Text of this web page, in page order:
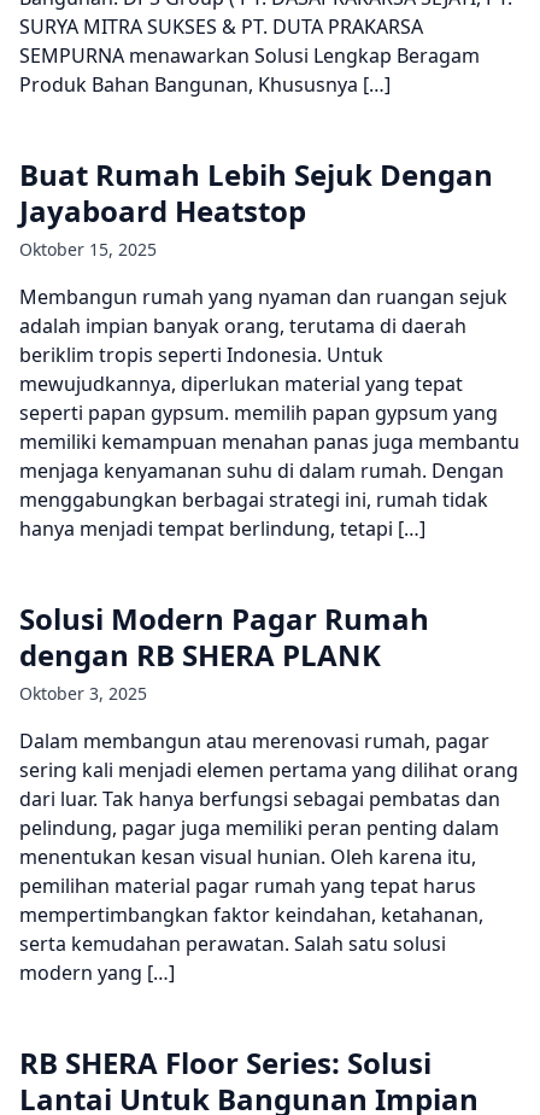
SURYA MITRA SUKSES & PT. DUTA PRAKARSA
SEMPURNA menawarkan Solusi Lengkap Beragam
Produk Bahan Bangunan, Khususnya […]
Buat Rumah Lebih Sejuk Dengan
Jayaboard Heatstop
Oktober 15, 2025
Membangun rumah yang nyaman dan ruangan sejuk
adalah impian banyak orang, terutama di daerah
beriklim tropis seperti Indonesia. Untuk
mewujudkannya, diperlukan material yang tepat
seperti papan gypsum. memilih papan gypsum yang
memiliki kemampuan menahan panas juga membantu
menjaga kenyamanan suhu di dalam rumah. Dengan
menggabungkan berbagai strategi ini, rumah tidak
hanya menjadi tempat berlindung, tetapi […]
Solusi Modern Pagar Rumah
dengan RB SHERA PLANK
Oktober 3, 2025
Dalam membangun atau merenovasi rumah, pagar
sering kali menjadi elemen pertama yang dilihat orang
dari luar. Tak hanya berfungsi sebagai pembatas dan
pelindung, pagar juga memiliki peran penting dalam
menentukan kesan visual hunian. Oleh karena itu,
pemilihan material pagar rumah yang tepat harus
mempertimbangkan faktor keindahan, ketahanan,
serta kemudahan perawatan. Salah satu solusi
modern yang […]
RB SHERA Floor Series: Solusi
Lantai Untuk Bangunan Impian